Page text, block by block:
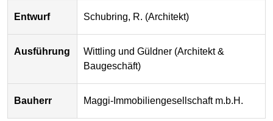
Entwurf Schubring, R. (Architekt)
Ausführung
Wittling und Güldner (Architekt &
Baugeschäft)
Bauherr Maggi-Immobiliengesellschaft m.b.H.